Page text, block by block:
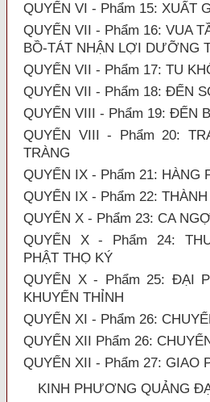
QUYỂN VI - Phẩm 15: XUẤT
QUYỂN VII - Phẩm 16: VUA
BỒ-TÁT NHẬN LỢI DƯỠNG
QUYỂN VII - Phẩm 17: TU
QUYỂN VII - Phẩm 18: ĐẾN
QUYỂN VIII - Phẩm 19: ĐẾN
QUYỂN VIII - Phẩm 20:
TRÀNG
QUYỂN IX - Phẩm 21: HÀNG
QUYỂN IX - Phẩm 22:
QUYỂN X - Phẩm 23: CA
QUYỂN X - Phẩm 24:
PHẬT THỌ KÝ
QUYỂN X - Phẩm 25: ĐẠI
KHUYẾN THỈNH
QUYỂN XI - Phẩm 26:
QUYỂN XII Phẩm 26:
QUYỂN XII - Phẩm 27: GIAO
KINH PHƯƠNG QUẢNG